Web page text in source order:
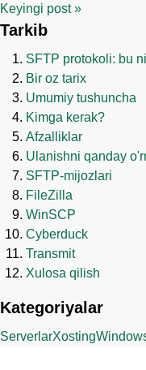
Keyingi post»
Tarkib
SFTP protokoli: bu
Bir oz tarix
Umumiy tushuncha
Kimga kerak?
Afzalliklar
Ulanishni qanday
SFTP-mijozlari
FileZilla
WinSCP
Cyberduck
Transmit
Xulosa qilish
Kategoriyalar
ServerlarXosting